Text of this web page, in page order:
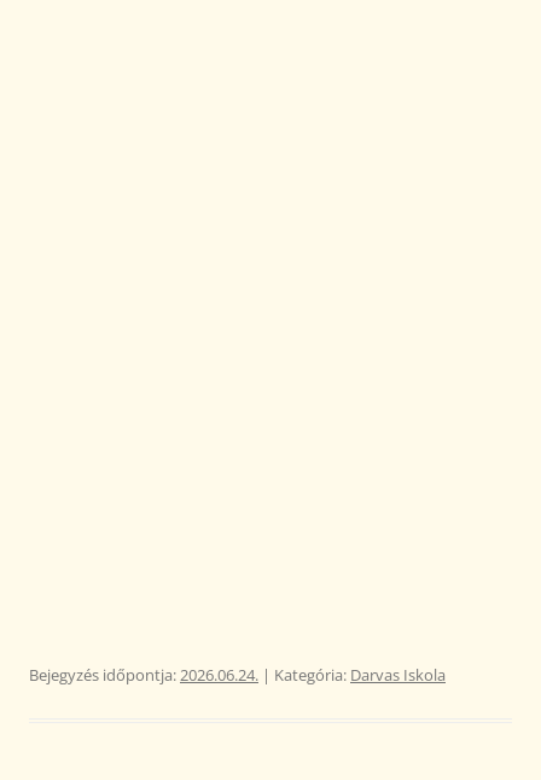
Bejegyzés időpontja:2026.06.24. | Kategória: Darvas Iskola